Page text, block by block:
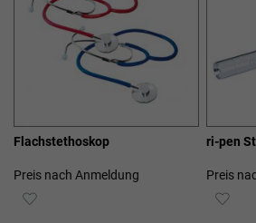
Flachstethoskop
Preis nach Anmeldung
ZUR
ri-pen
Preis
ZUR